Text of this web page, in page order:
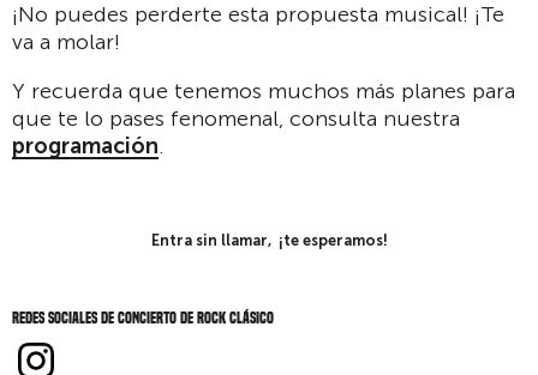
¡No puedes perderte esta propuesta musical! ¡Te
va a molar!
Y recuerda que tenemos muchos más planes para
que te lo pases fenomenal, consulta nuestra
programación.
Entra sin llamar, ¡te esperamos!
Redes sociales de Concierto de rock clásico